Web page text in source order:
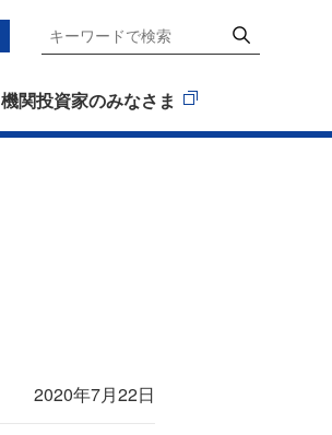
機関投資家のみなさま
2020年7月22日